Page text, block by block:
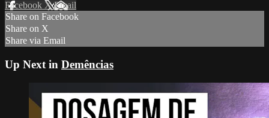
Facebook XEmail
Share on Facebook
Share on X
Share via Email
Up Next in Demências